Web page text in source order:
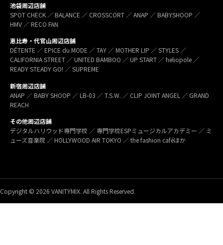
池袋周辺店舗
SPOT CHECK ／ BALANCE ／ CROSSCORT ／ ANAP ／ BABYSHOOP ／
HMV ／ RECO FAN
恵比寿・代官山周辺店舗
DÉTENTE ／ EPICE du MODE ／ TAY ／ MOTHER LIP ／ STYLES ／
CALIFORNIA STREET ／ UNITED BAMBOO ／ UP START ／ heliopole ／
READY STEADY GO! ／ SUPREME
新宿周辺店舗
ANAP ／ BABY SHOOP ／ LB-03 ／ T.S.W. ／ CLIP JOINT ANGEL ／ GRAND
REACH
その他周辺店舗
デジタルハリウッド専門学校 ／ 専門学校ESPミュージカルアカデミー ／ ミ
ューズ音楽院 ／ HOLLYWOOD AIR TOKYO ／ the fashion caféほか
Copyright © 2026 VANITYMIX. All Rights Reserved.